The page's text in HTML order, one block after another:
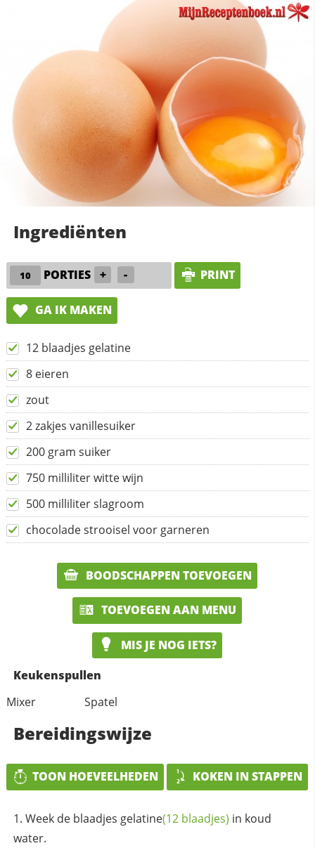
Ingrediënten
PORTIES + - PRINT
GA IK MAKEN
12 blaadjes gelatine
8 eieren
zout
2 zakjes vanillesuiker
200 gram suiker
750 milliliter witte wijn
500 milliliter slagroom
chocolade strooisel voor garneren
BOODSCHAPPEN TOEVOEGEN
TOEVOEGEN AAN MENU
MIS JE NOG IETS?
Keukenspullen
Mixer
Spatel
Bereidingswijze
TOON HOEVEELHEDEN KOKEN IN STAPPEN
Week de blaadjes gelatine(12 blaadjes) in koud
water.